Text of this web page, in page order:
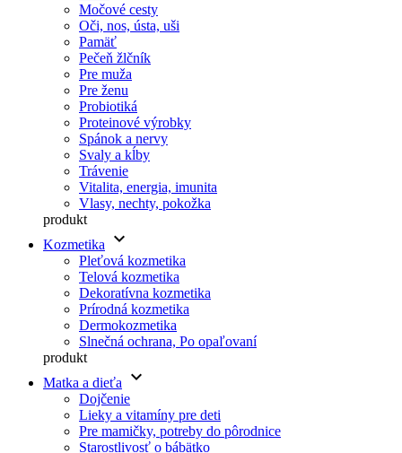
Močové cesty
Oči, nos, ústa, uši
Pamäť
Pečeň žlčník
Pre muža
Pre ženu
Probiotiká
Proteinové výrobky
Spánok a nervy
Svaly a kĺby
Trávenie
Vitalita, energia, imunita
Vlasy, nechty, pokožka
produkt
Kozmetika
keyboard_arrow_down
Pleťová kozmetika
Telová kozmetika
Dekoratívna kozmetika
Prírodná kozmetika
Dermokozmetika
Slnečná ochrana, Po opaľovaní
produkt
Matka a dieťa
keyboard_arrow_down
Dojčenie
Lieky a vitamíny pre deti
Pre mamičky, potreby do pôrodnice
Starostlivosť o bábätko